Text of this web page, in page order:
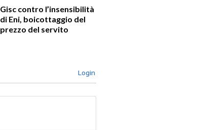
Gisc contro l’insensibilità
di Eni, boicottaggio del
prezzo del servito
Login